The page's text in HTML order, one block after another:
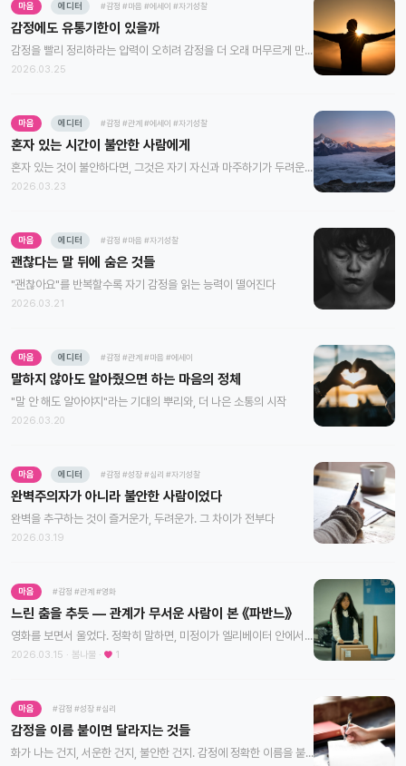
마음 에디터 #감정 #마음 #에세이 #자기성찰
감정에도 유통기한이 있을까
감정을 빨리 정리하라는 압력이 오히려 감정을 더 오래 머무르게 만든다
2026.03.25
마음 에디터 #감정 #관계#에세이 #자기성찰
혼자 있는 시간이 불안한 사람에게
혼자 있는 것이 불안하다면, 그것은 자기 자신과 마주하기가 두려운 것일 수 있다
2026.03.23
마음 에디터 #감정 #마음 #자기성찰
괜찮다는 말 뒤에 숨은 것들
"괜찮아요"를 반복할수록 자기 감정을 읽는 능력이 떨어진다
2026.03.21
마음 에디터 #감정 #관계#마음 #에세이
말하지 않아도 알아줬으면 하는 마음의 정체
"말 안 해도 알아야지"라는 기대의 뿌리와, 더 나은 소통의 시작
2026.03.20
마음 에디터 #감정 #성장#심리 #자기성찰
완벽주의자가 아니라 불안한 사람이었다
완벽을 추구하는 것이 즐거운가, 두려운가. 그 차이가 전부다
2026.03.19
마음 #감정 #관계#영화
느린 춤을 추듯 — 관계가 무서운 사람이 본 《파반느》
영화를 보면서 울었다. 정확히 말하면, 미정이가 엘리베이터 안에서 혼자 서 있는 장면에서. 아무 대사도 없었다. 그냥 서 있었다. 눈을 내리깔고, 누군가 타기 전에 문이 닫히길
2026.03.15 · 봄나물 · 1
마음 #감정 #성장#심리
감정을 이름 붙이면 달라지는 것들
화가 나는 건지, 서운한 건지, 불안한 건지. 감정에 정확한 이름을 붙이는 순간, 우리 안에서 무언가 바뀌기 시작합니다.